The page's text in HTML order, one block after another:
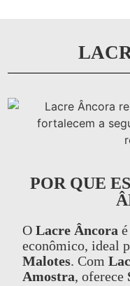
POR QUE
O Lacre Âncora
econômico, ideal
Malotes. Com
Amostra, oferece